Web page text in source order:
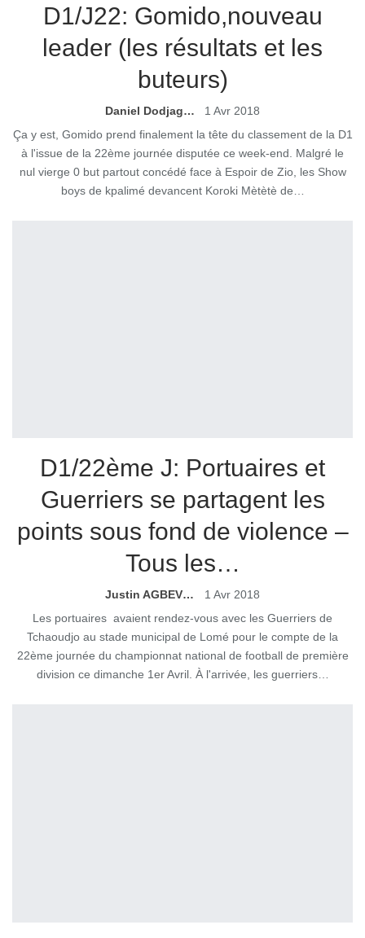
D1/J22: Gomido,nouveau
leader (les résultats et les
buteurs)
Daniel Dodjagni
1 Avr 2018
Ça y est, Gomido prend finalement la tête du classement de la D1
à l'issue de la 22ème journée disputée ce week-end. Malgré le
nul vierge 0 but partout concédé face à Espoir de Zio, les Show
boys de kpalimé devancent Koroki Mètètè de…
D1/22ème J: Portuaires et
Guerriers se partagent les
points sous fond de violence –
Tous les…
Justin AGBEVO
1 Avr 2018
Les portuaires avaient rendez-vous avec les Guerriers de
Tchaoudjo au stade municipal de Lomé pour le compte de la
22ème journée du championnat national de football de première
division ce dimanche 1er Avril. À l'arrivée, les guerriers…